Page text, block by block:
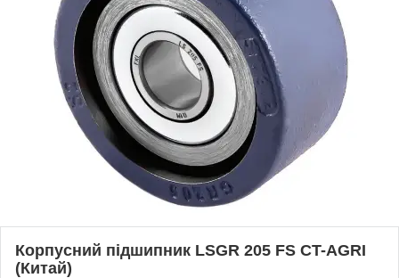
Корпусний підшипник LSGR 205 FS CT-AGRI
(Китай)